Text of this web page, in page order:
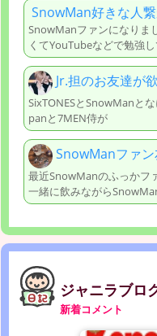
SnowMan好きな人
SnowManファンになりま
くてYouTubeなどで勉強し
Jr.担のお友達が
SixTONESとSnowManと
panと7MEN侍が
SnowManファン
最近SnowManのふっかフ
一緒に飲みながら
ジャニラブロ
新着コメント